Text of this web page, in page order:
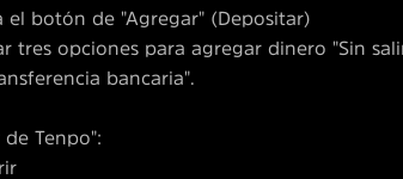
el botón de "Agregar" (Depositar)
tres opciones para agregar dinero "Sin
bancaria".
Tenpo":